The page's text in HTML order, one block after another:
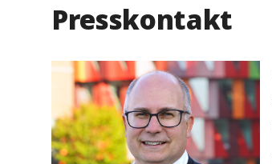
Presskontakt